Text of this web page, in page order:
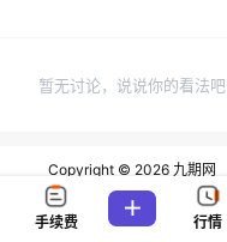
暂无讨论，说说你的看法吧
Copyright © 2026 九期网
查询 81 次，耗时 0.1835 秒
手续费 行情